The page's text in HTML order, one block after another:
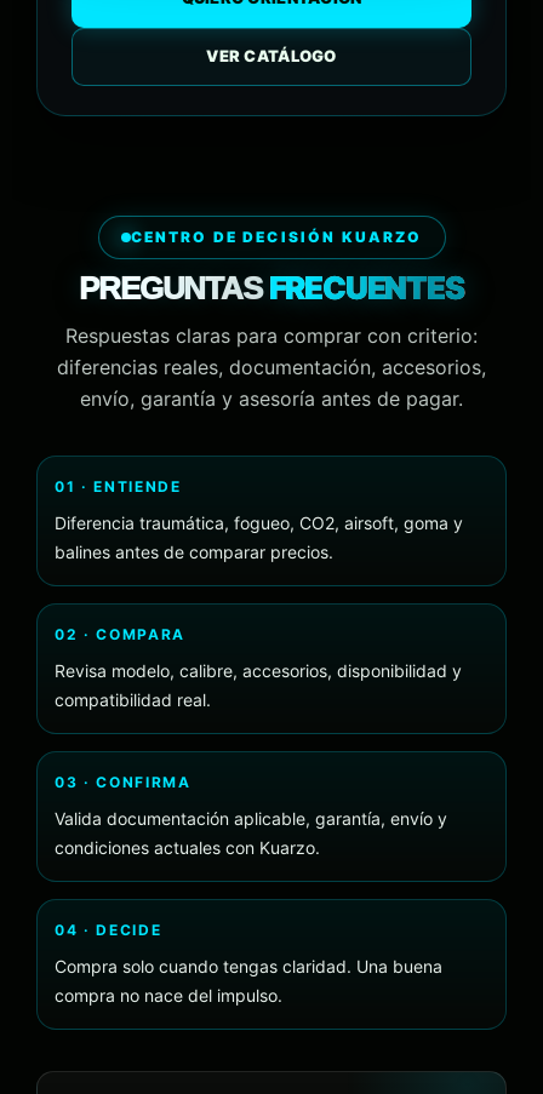
VER CATÁLOGO
CENTRO DE DECISIÓN KUARZO
PREGUNTASFRECUENTES
Respuestas claras para comprar con criterio:
diferencias reales, documentación, accesorios,
envío, garantía y asesoría antes de pagar.
01 · ENTIENDE
Diferencia traumática, fogueo, CO2, airsoft, goma y
balines antes de comparar precios.
02 · COMPARA
Revisa modelo, calibre, accesorios, disponibilidad y
compatibilidad real.
03 · CONFIRMA
Valida documentación aplicable, garantía, envío y
condiciones actuales con Kuarzo.
04 · DECIDE
Compra solo cuando tengas claridad. Una buena
compra no nace del impulso.